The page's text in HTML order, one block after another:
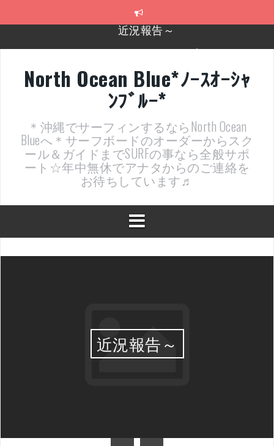
2026年明けました〜
近況報告ww
ヤッチマッターーーー！！！
支部長就任報告と支部予選・検定開催決定！
North Ocean Blue*ﾉｰｽｵｰｼｬ
ﾝﾌﾞﾙｰ*
＊沖縄でサーフィンするならNorth Ocean
Blueへ＊サーフボードのオーダーからスク
ール＆ガイドまでSURFの事なら全般サポ
ート☆年中無休でアナタからのご連絡を
お待ちしています♬
近況報告～